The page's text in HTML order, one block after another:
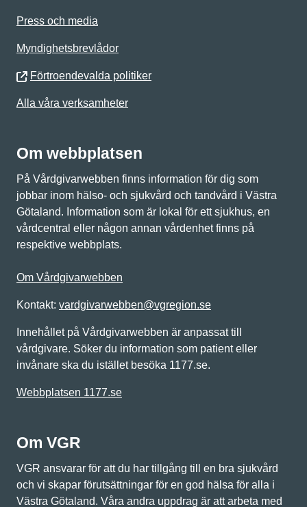
Press och media
Myndighetsbrevlådor
Förtroendevalda politiker
Alla våra verksamheter
Om webbplatsen
På Vårdgivarwebben finns information för dig som
jobbar inom hälso- och sjukvård och tandvård i Västra
Götaland. Information som är lokal för ett sjukhus, en
vårdcentral eller någon annan vårdenhet finns på
respektive webbplats.
Om Vårdgivarwebben
Kontakt: vardgivarwebben@vgregion.se
Innehållet på Vårdgivarwebben är anpassat till
vårdgivare. Söker du information som patient eller
invånare ska du istället besöka 1177.se.
Webbplatsen 1177.se
Om VGR
VGR ansvarar för att du har tillgång till en bra sjukvård
och vi skapar förutsättningar för en god hälsa för alla i
Västra Götaland. Våra andra uppdrag är att arbeta med